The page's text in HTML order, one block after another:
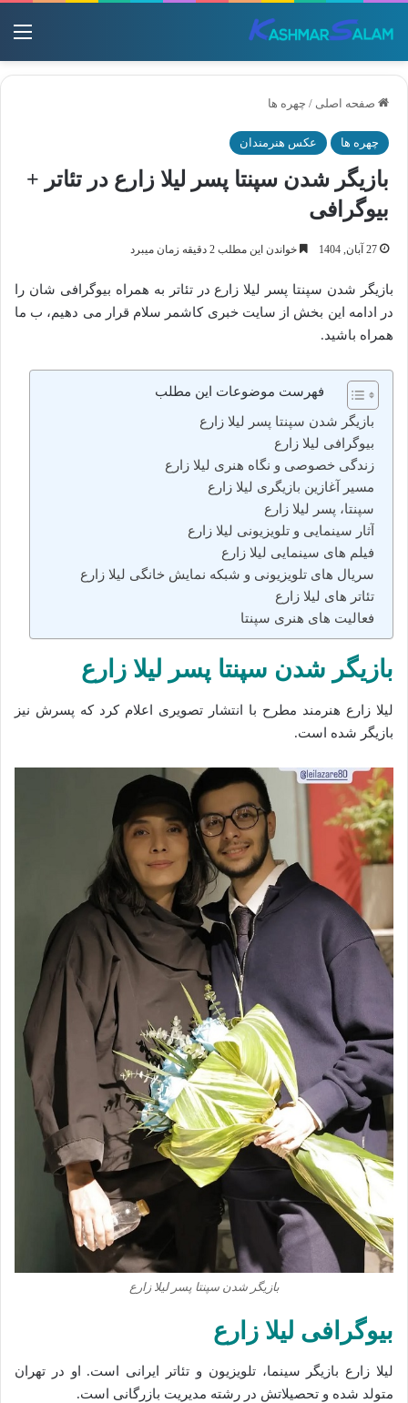
صفحه اصلی / چهره ها
چهره ها عکس هنرمندان
بازیگر شدن سپنتا پسر لیلا زارع در تئاتر +
بیوگرافی
27 آبان, 1404 خواندن این مطلب 2 دقیقه زمان میبرد
بازیگر شدن سپنتا پسر لیلا زارع در تئاتر به همراه بیوگرافی شان را
در ادامه این بخش از سایت خبری کاشمر سلام قرار می دهیم، ب ما
همراه باشید.
فهرست موضوعات این مطلب
بازیگر شدن سپنتا پسر لیلا زارع
بیوگرافی لیلا زارع
زندگی خصوصی و نگاه هنری لیلا زارع
مسیر آغازین بازیگری لیلا زارع
سپنتا، پسر لیلا زارع
آثار سینمایی و تلویزیونی لیلا زارع
فیلم‌ های سینمایی لیلا زارع
سریال های تلویزیونی و شبکه نمایش خانگی لیلا زارع
تئاتر های لیلا زارع
فعالیت‌ های هنری سپنتا
بازیگر شدن سپنتا پسر لیلا زارع
لیلا زارع هنرمند مطرح با انتشار تصویری اعلام کرد که پسرش نیز
بازیگر شده است.
بازیگر شدن سپنتا پسر لیلا زارع
بیوگرافی لیلا زارع
لیلا زارع بازیگر سینما، تلویزیون و تئاتر ایرانی است. او در تهران
متولد شده و تحصیلاتش در رشته مدیریت بازرگانی است.